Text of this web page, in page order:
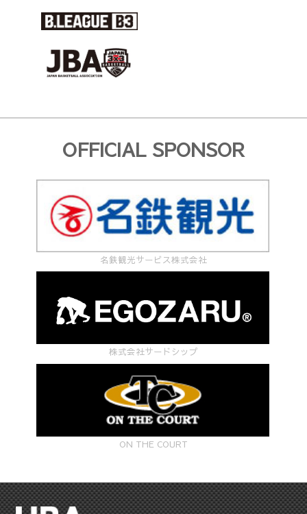
OFFICIAL SPONSOR
名鉄観光サービス株式会社
株式会社サードシップ
ON THE COURT